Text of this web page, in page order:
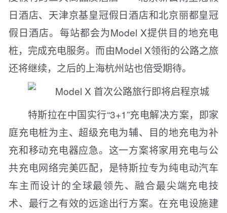
日酒店、天津京基皇冠假日酒店和北京丽都皇冠
假日酒店。每站都会为Model X提供目的地充电
桩，完成充电服务。而由Model X领衔的公路之旅
还将继续，之后的上海杭州站也倍受期待。
特斯拉在中国实行“3+1”充电解决方案，即家
庭充电桩为主、超级充电为辅、目的地充电为补
充和移动充电器应急。这一方案将家用充电与公
共充电网络完美匹配，是特斯拉专为纯电动汽车
车主而设计的全球最领先、融合最尖端充电技
术、最行之有效的远途出行方案。在充电设施建